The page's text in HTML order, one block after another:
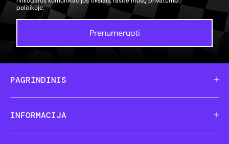
politikoje.
Prenumeruoti
PAGRINDINIS
INFORMACIJA